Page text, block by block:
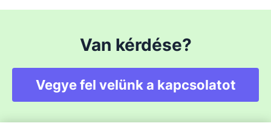
Van kérdése?
Vegye fel velünk a kapcsolatot